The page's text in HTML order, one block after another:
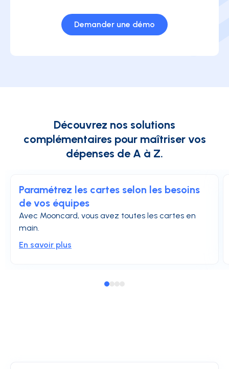
Demander une démo
Découvrez nos solutions
complémentaires pour maîtriser vos
dépenses de A à Z.
Paramétrez les cartes selon les besoins
de vos équipes
Avec Mooncard, vous avez toutes les cartes en
main.
En savoir plus